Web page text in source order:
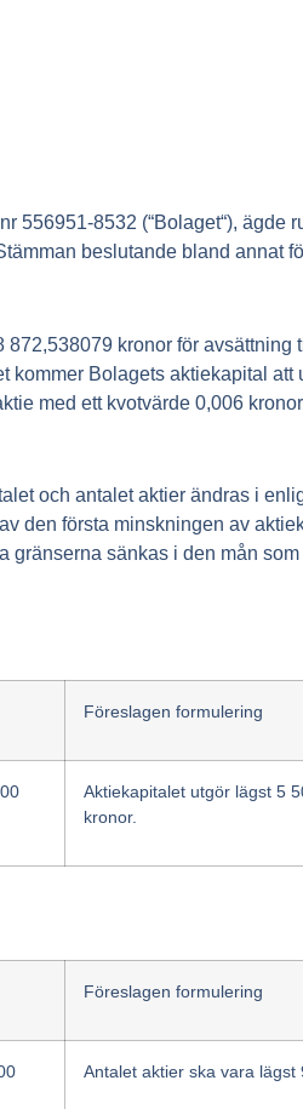
556951-8532 (“Bolaget“), ägde
beslutande bland annat
kronor för
Bolagets aktiekapital
med ett kvotvärde 0,006
och antalet aktier ändras i
den första minskningen av
sänkas i den mån
Föreslagen formulering
Aktiekapitalet utgör lägst 5
kronor.
Föreslagen formulering
Antalet aktier ska vara lägst